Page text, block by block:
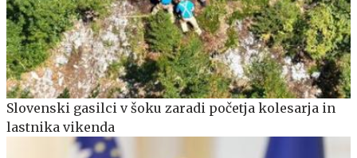
Slovenski gasilci v šoku zaradi početja kolesarja in
lastnika vikenda